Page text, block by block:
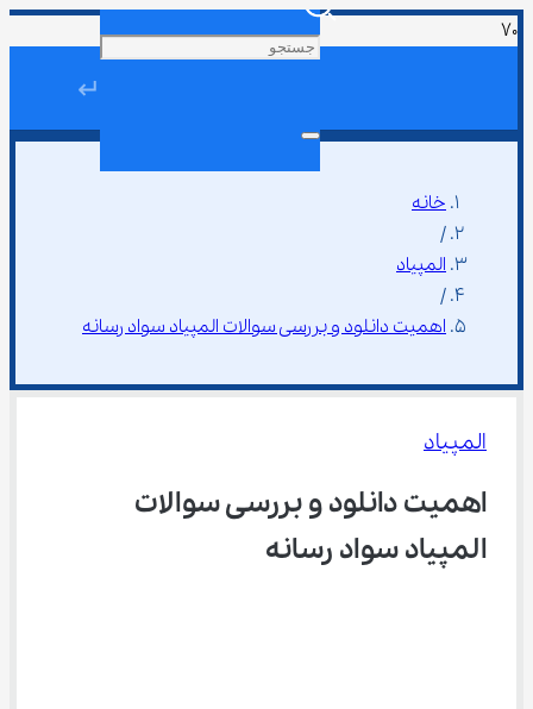
↵
خانه
/
المپیاد
/
اهمیت دانلود و بررسی سوالات المپیاد سواد رسانه
المپیاد
اهمیت دانلود و بررسی سوالات
المپیاد سواد رسانه